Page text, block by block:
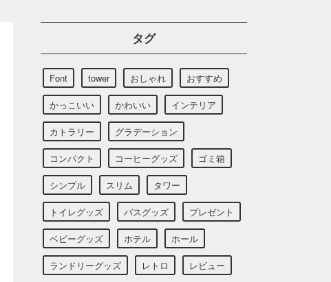
タグ
Font tower おしゃれ おすすめ
かっこいい かわいい インテリア
カトラリー グラデーション
コンパクト コーヒーグッズ ゴミ箱
シンプル スリム タワー
トイレグッズ バスグッズ プレゼント
ベビーグッズ ホテル ホール
ランドリーグッズ レトロ レビュー